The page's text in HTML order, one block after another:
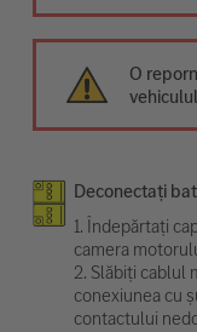
O
Deconectați
1. Îndepărtați
camera
2. Slăbiți cablul
conexiunea cu
contactului